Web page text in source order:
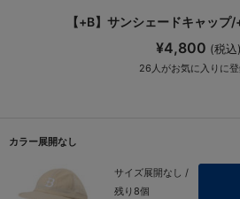
【+B】サンシェードキャップ
¥4,800 (税込)
26 人がお気に入りに
カラー展開なし
サイズ展開なし /
残り8個